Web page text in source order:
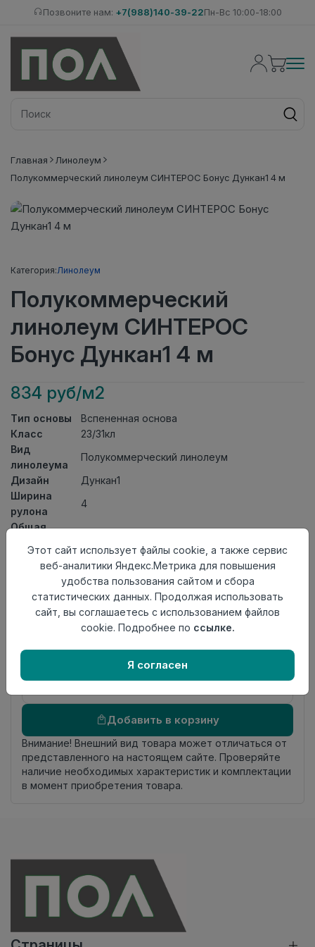
Позвоните нам: +7(988)140-39-22Пн-Вс 10:00-18:00
Главная
Линолеум
Полукоммерческий линолеум СИНТЕРОС Бонус Дункан1 4 м
Категория:Линолеум
Полукоммерческий
линолеум СИНТЕРОС
Бонус Дункан1 4 м
834 руб/м2
Тип основы
Вспененная основа
Класс
23/31кл
Вид
линолеума
Полукоммерческий линолеум
Дизайн
Дункан1
Ширина
рулона
4
Общая
Толщина
защитного
0,40мм
АктуальностьАктуален
Страна
происхождения
Россия
21.5 пог. м
Добавить в корзину
Внимание! Внешний вид товара может отличаться от
представленного на настоящем сайте. Проверяйте
наличие необходимых характеристик и комплектации
в момент приобретения товара.
Этот сайт использует файлы cookie, а также сервис
веб-аналитики Яндекс.Метрика для повышения
удобства пользования сайтом и сбора
статистических данных. Продолжая использовать
сайт, вы соглашаетесь с использованием файлов
cookie. Подробнее по ссылке.
Я согласен